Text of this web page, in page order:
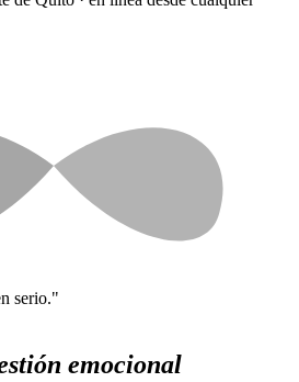
serio."
emocional